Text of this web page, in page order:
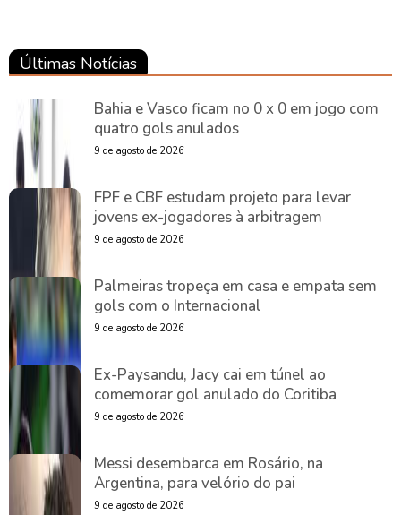
Últimas Notícias
Bahia e Vasco ficam no 0 x 0 em jogo com
quatro gols anulados
9 de agosto de 2026
FPF e CBF estudam projeto para levar
jovens ex-jogadores à arbitragem
9 de agosto de 2026
Palmeiras tropeça em casa e empata sem
gols com o Internacional
9 de agosto de 2026
Ex-Paysandu, Jacy cai em túnel ao
comemorar gol anulado do Coritiba
9 de agosto de 2026
Messi desembarca em Rosário, na
Argentina, para velório do pai
9 de agosto de 2026